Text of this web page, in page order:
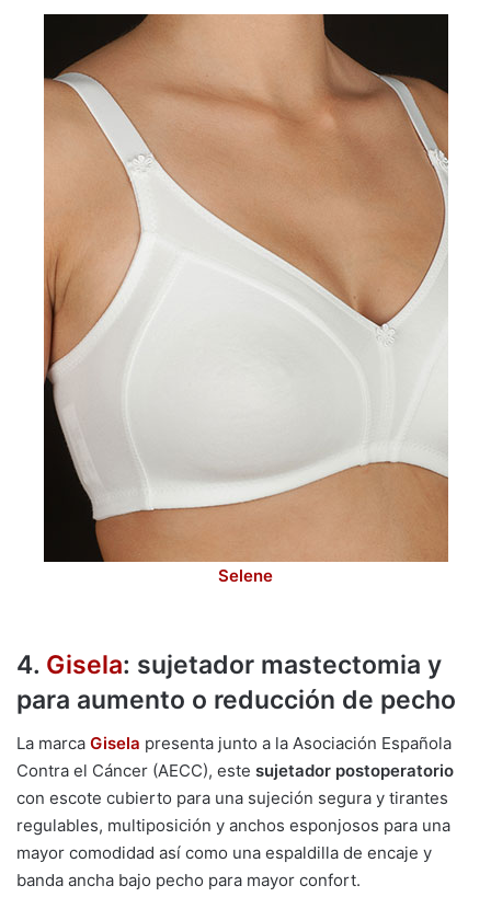
Selene
4. Gisela: sujetador mastectomia y
para aumento o reducción de pecho
La marca Gisela presenta junto a la Asociación Española
Contra el Cáncer (AECC), este sujetador postoperatorio
con escote cubierto para una sujeción segura y tirantes
regulables, multiposición y anchos esponjosos para una
mayor comodidad así como una espaldilla de encaje y
banda ancha bajo pecho para mayor confort.